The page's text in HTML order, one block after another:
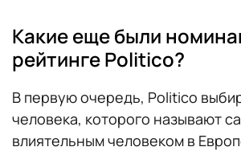
Какие еще были
рейтинге Politico?
В первую очередь, Politico
человека, которого называют
влиятельным человеком в